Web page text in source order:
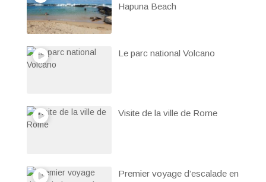
Hapuna Beach
Le parc national Volcano
Visite de la ville de Rome
Premier voyage d’escalade en